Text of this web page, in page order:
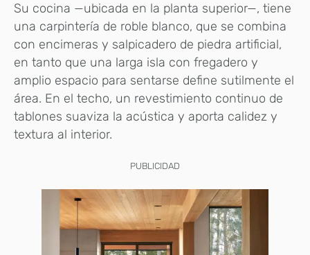
Su cocina —ubicada en la planta superior—, tiene
una carpintería de roble blanco, que se combina
con encimeras y salpicadero de piedra artificial,
en tanto que una larga isla con fregadero y
amplio espacio para sentarse define sutilmente el
área. En el techo, un revestimiento continuo de
tablones suaviza la acústica y aporta calidez y
textura al interior.
PUBLICIDAD